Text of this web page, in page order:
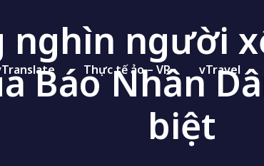
Thực tế ảo – VR vTravel
nghìn người
Báo Nhân
biệt